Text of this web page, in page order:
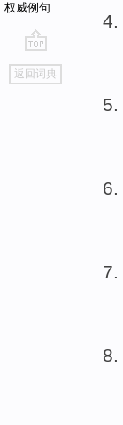
权威例句
go
top
返回词典